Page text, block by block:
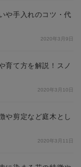
や手入れのコツ・代
2020年3月9日
育て方を解説！スノ
2020年3月10日
や剪定など庭木とし
2020年3月11日